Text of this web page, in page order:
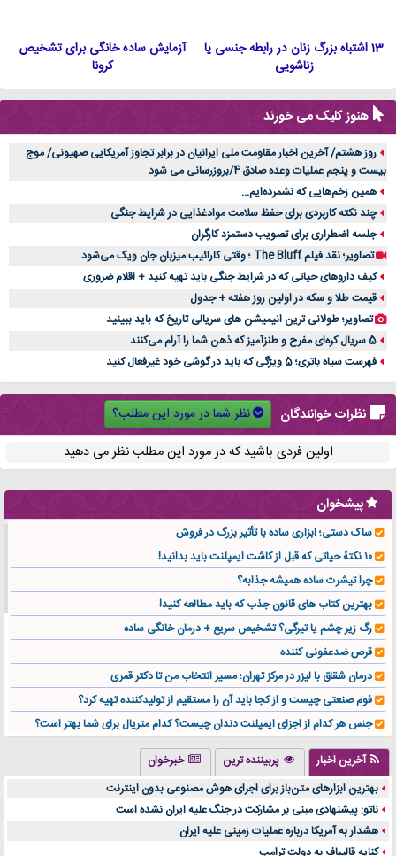
13 اشتباه بزرگ زنان در رابطه جنسی یا
زناشویی
آزمایش ساده خانگی برای تشخیص
کرونا
هنوز کلیک می خورند
روز هشتم/ آخرین اخبار مقاومت ملی ایرانیان در برابر تجاوز آمریکایی صهیونی/ موج
بیست و پنجم عملیات وعده صادق 4/بروزرسانی می شود
همین زخم‌هایی که نشمرده‌ایم...
چند نکته کاربردی برای حفظ سلامت موادغذایی در شرایط جنگی
جلسه اضطراری برای تصویب دستمزد کارگران
تصاویر؛ نقد فیلم The Bluff ؛ وقتی کارائیب میزبان جان ویک می‌شود
کیف داروهای حیاتی که در شرایط جنگی باید تهیه کنید + اقلام ضروری
قیمت طلا و سکه در اولین روز هفته + جدول
تصاویر؛ طولانی ترین انیمیشن های سریالی تاریخ که باید ببینید
5 سریال کره‌ای مفرح و طنزآمیز که ذهن شما را آرام می‌کنند
فهرست سیاه باتری؛ 5 ویژگی که باید در گوشی خود غیرفعال کنید
نظرات خوانندگان
نظر شما در مورد این مطلب؟
اولین فردی باشید که در مورد این مطلب نظر می دهید
پیشخوان
ساک دستی؛ ابزاری ساده با تأثیر بزرگ در فروش
۱۰ نکتهٔ حیاتی که قبل از کاشت ایمپلنت باید بدانید!
چرا تیشرت ساده همیشه جذابه؟
بهترین کتاب های قانون جذب که باید مطالعه کنید!
رگ زیر چشم یا تیرگی؟ تشخیص سریع + درمان خانگی ساده
قرص ضدعفونی کننده
درمان شقاق با لیزر در مرکز تهران؛ مسیر انتخاب من تا دکتر قمری
فوم صنعتی چیست و از کجا باید آن را مستقیم از تولیدکننده تهیه کرد؟
جنس هر کدام از اجزای ایمپلنت دندان چیست؟ کدام متریال برای شما بهتر است؟
تولید لیوان کاغذی یک کسب‌ و کار پر سود و رو‌ به‌ رشد در بازار ایران
درد زانو بعد از تمرین با تردمیل؟ شاید مشکل از این انتخاب باشد
آینده موسیقی هم‌اکنون در اینجاست
بهترین راه تبلیغات کلینیک زیبایی و افزایش مشتری کدام است؟
مقایسه قالب آسترا با وودمارت و فلت‌سام (فارسی)
آخرین اخبار پربیننده ترین
خبرخوان
بهترین ابزارهای متن‌باز برای اجرای هوش مصنوعی بدون اینترنت
ناتو: پیشنهادی مبنی بر مشارکت در جنگ علیه ایران نشده است
هشدار به آمریکا درباره عملیات زمینی علیه ایران
کنایه قالیباف به دولت ترامپ